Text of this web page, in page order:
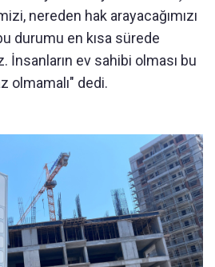
nereden hak arayacağımızı
durumu en kısa sürede
ev sahibi olması bu
olmamalı" dedi.